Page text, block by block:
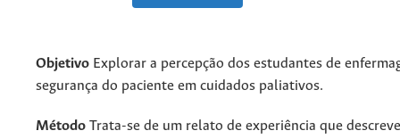
Objetivo Explorar a percepção dos estudantes de
segurança do paciente em cuidados paliativos.
Método Trata-se de um relato de experiência que